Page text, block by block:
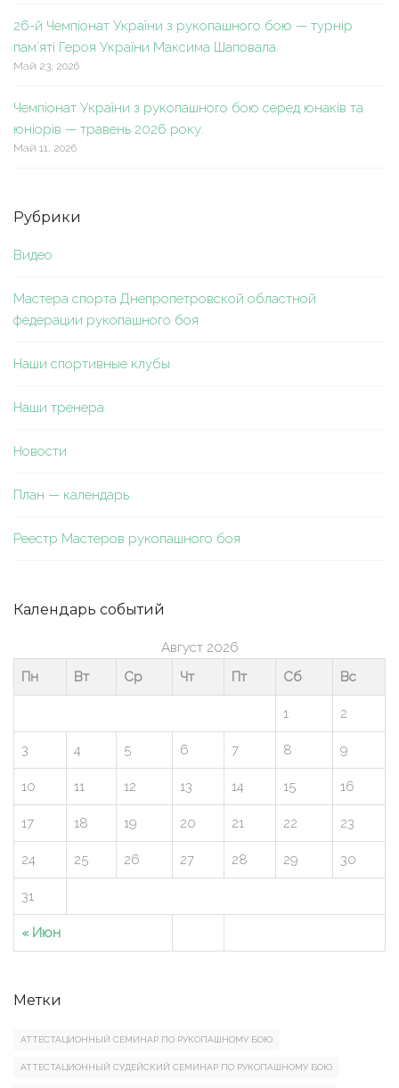
26-й Чемпіонат України з рукопашного бою — турнір
пам’яті Героя України Максима Шаповала.
Май 23, 2026
Чемпіонат України з рукопашного бою серед юнаків та
юніорів — травень 2026 року.
Май 11, 2026
Рубрики
Видео
Мастера спорта Днепропетровской областной
федерации рукопашного боя
Наши спортивные клубы
Наши тренера
Новости
План — календарь
Реестр Мастеров рукопашного боя
Календарь событий
Август 2026
Пн
Вт Ср Чт Пт Сб Вс
« Июн
1 2
3 4 5 6 7 8 9
10 11 12 13 14 15 16
17 18 19 20 21 22 23
24 25 26 27 28 29 30
31
Метки
АТТЕСТАЦИОННЫЙ СЕМИНАР ПО РУКОПАШНОМУ БОЮ
АТТЕСТАЦИОННЫЙ СУДЕЙСКИЙ СЕМИНАР ПО РУКОПАШНОМУ БОЮ